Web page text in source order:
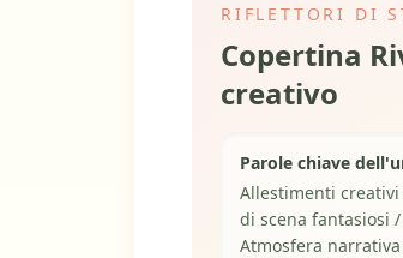
RIFLETTORI DI
Copertina
creativo
Parole chiave
Allestimenti
di scena fantasiosi /
Atmosfera narrativa